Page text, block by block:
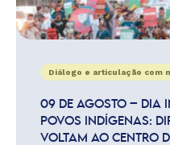
Diálogo e articulação com
09 DE AGOSTO – DIA
POVOS INDÍGENAS:
VOLTAM AO CENTRO